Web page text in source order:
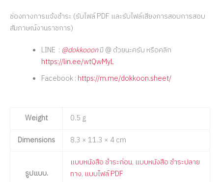
ช่องทางการแจ้งชำระ (รับไฟล์ PDF และรับไฟล์เสียงการสอบการสอบ
สัมภาษณ์งานราชการ)
LINE : @dokkooonมี @ ด้วยนะครับ หรือคลิก
https://lin.ee/wtQwMyL
Facebook : https://m.me/dokkoon.sheet/
Weight
0.5 g
Dimensions
8.3 × 11.3 × 4 cm
รูปแบบ.
แบบหนังสือ ชำระก่อน, แบบหนังสือ ชำระปลาย
ทาง, แบบไฟล์ PDF